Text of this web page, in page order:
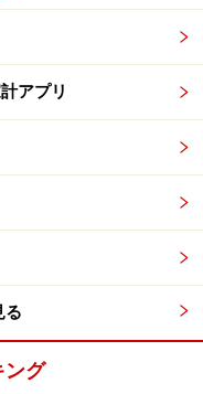
なのか、物価高でも
常を忘れて、いつも
との思い出もつくれ
い方」について考え
、できるだけ普段か
アプリ
る
ング